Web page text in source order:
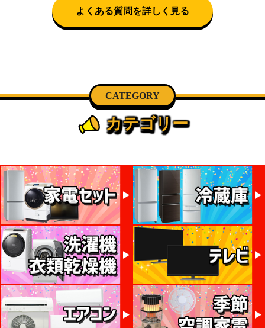
よくある質問を詳しく見る
CATEGORY
カテゴリー